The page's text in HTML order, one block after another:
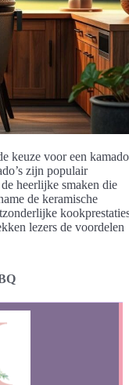
keuze voor een kamado
zijn populair
heerlijke smaken die
de keramische
lezers de voordelen